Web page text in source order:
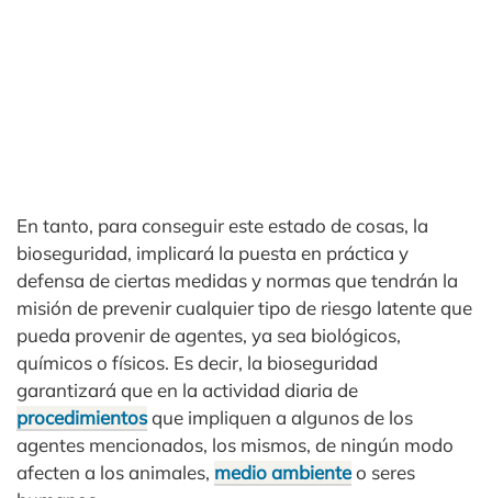
En tanto, para conseguir este estado de cosas, la
bioseguridad, implicará la puesta en práctica y
defensa de ciertas medidas y normas que tendrán la
misión de prevenir cualquier tipo de riesgo latente que
pueda provenir de agentes, ya sea biológicos,
químicos o físicos. Es decir, la bioseguridad
garantizará que en la actividad diaria de
procedimientosque impliquen a algunos de los
agentes mencionados, los mismos, de ningún modo
afecten a los animales, medio ambienteo seres